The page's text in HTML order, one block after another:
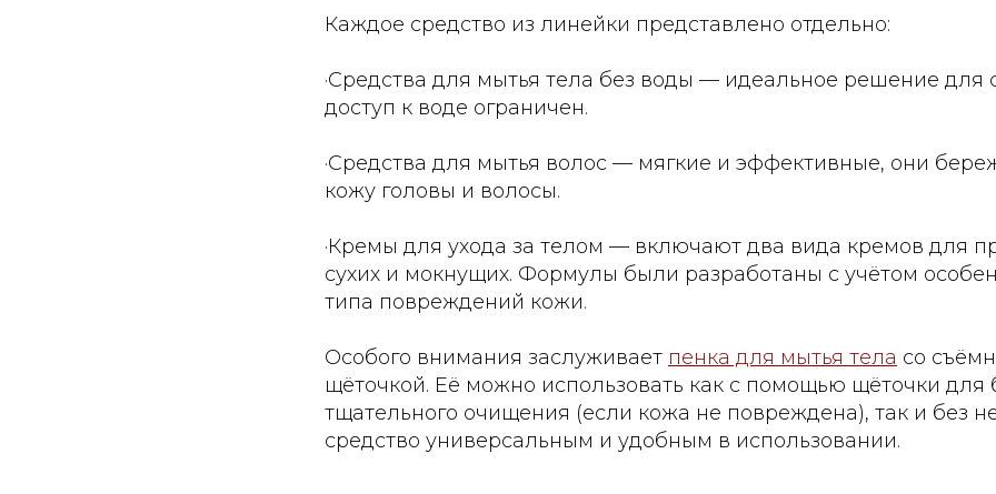
Каждое средство из линейки представлено отдельно:
·Средства для мытья тела без воды — идеальное решение для
доступ к воде ограничен.
·Средства для мытья волос — мягкие и эффективные, они
кожу головы и волосы.
·Кремы для ухода за телом — включают два вида кремов для
сухих и мокнущих. Формулы были разработаны с учётом
типа повреждений кожи.
Особого внимания заслуживает пенка для мытья тела со
щёточкой. Её можно использовать как с помощью щёточки для
тщательного очищения (если кожа не повреждена), так и без
средство универсальным и удобным в использовании.